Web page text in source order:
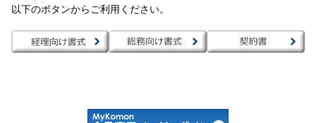
以下のボタンからご利用ください。